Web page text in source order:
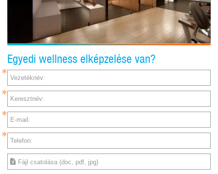
Egyedi wellness elképzelése van?
Vezetéknév:
Keresztnév:
E-mail:
Telefon:
Fájl csatolása (doc, pdf, jpg)